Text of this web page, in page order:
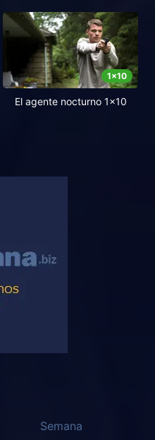
1x10
El agente nocturno 1x10
Semana